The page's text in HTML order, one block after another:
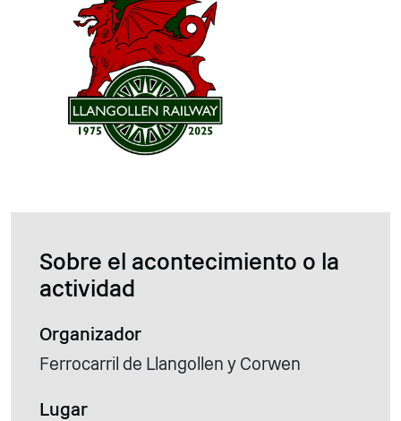
Sobre el acontecimiento o la
actividad
Organizador
Ferrocarril de Llangollen y Corwen
Lugar